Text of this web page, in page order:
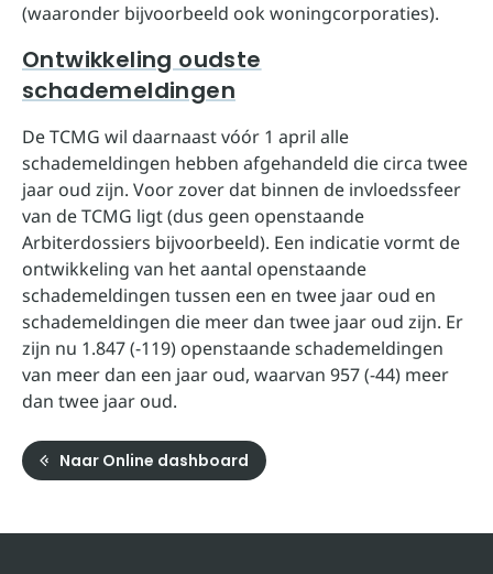
(waaronder bijvoorbeeld ook woningcorporaties).
Ontwikkeling oudste
schademeldingen
De TCMG wil daarnaast vóór 1 april alle
schademeldingen hebben afgehandeld die circa twee
jaar oud zijn. Voor zover dat binnen de invloedssfeer
van de TCMG ligt (dus geen openstaande
Arbiterdossiers bijvoorbeeld). Een indicatie vormt de
ontwikkeling van het aantal openstaande
schademeldingen tussen een en twee jaar oud en
schademeldingen die meer dan twee jaar oud zijn. Er
zijn nu 1.847 (-119) openstaande schademeldingen
van meer dan een jaar oud, waarvan 957 (-44) meer
dan twee jaar oud.
Naar Online dashboard